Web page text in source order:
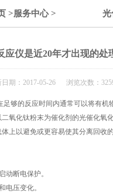
>服务中心> 光
应仪是近20年才出现的处
日期：2017-05-26 浏览次数：
足够的反应时间内通常可以将有
氧化钛粉末为催化剂的光催化氧
上以避免或更容易使其分离回收
断电保护。
压变化。